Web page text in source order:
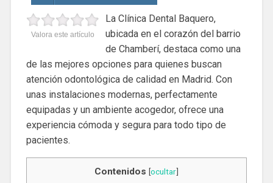
Valora este artículo
La Clínica Dental Baquero,
ubicada en el corazón del barrio
de Chamberí, destaca como una
de las mejores opciones para quienes buscan
atención odontológica de calidad en Madrid. Con
unas instalaciones modernas, perfectamente
equipadas y un ambiente acogedor, ofrece una
experiencia cómoda y segura para todo tipo de
pacientes.
Contenidos [ocultar]